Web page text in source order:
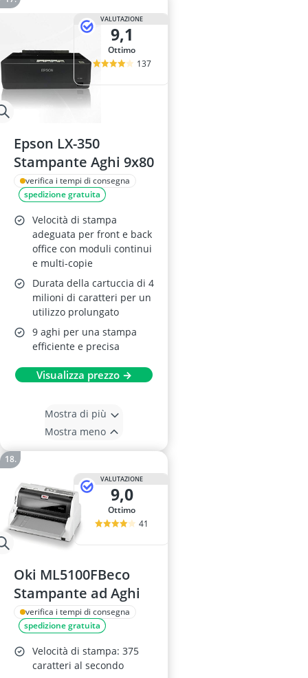
VALUTAZIONE
9,1
Ottimo
137
Epson LX-350
Stampante Aghi 9x80
verifica i tempi di consegna
spedizione gratuita
Velocità di stampa
adeguata per front e back
office con moduli continui
e multi-copie
Durata della cartuccia di 4
milioni di caratteri per un
utilizzo prolungato
9 aghi per una stampa
efficiente e precisa
Visualizza prezzo →
Mostra di più
Mostra meno
VALUTAZIONE
9,0
Ottimo
41
Oki ML5100FBeco
Stampante ad Aghi
verifica i tempi di consegna
spedizione gratuita
Velocità di stampa: 375
caratteri al secondo